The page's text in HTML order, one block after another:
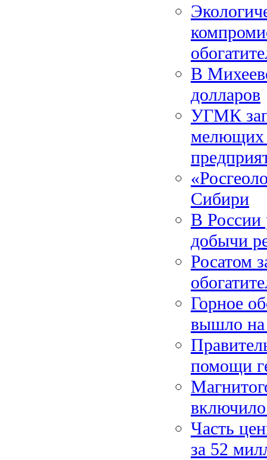
В
долларов
УГМК
мелющих
Сибири
В России
добычи
Росатом
Горное
вышло
помощи
Часть
за 52